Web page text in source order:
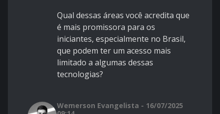
Qual dessas áreas você acredita que
é mais promissora para os
iniciantes, especialmente no Brasil,
que podem ter um acesso mais
limitado a algumas dessas
tecnologias?
Wemerson Evangelista - 16/07/2025